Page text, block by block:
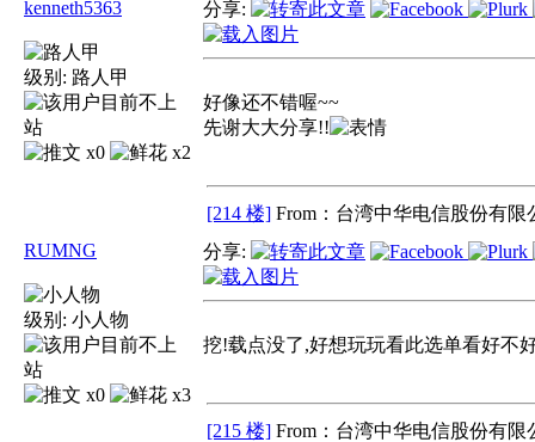
kenneth5363
级别: 路人甲
x0 x2
分享:
好像还不错喔~~
先谢大大分享!!
[214 楼] From：台湾中华电信股份有限
RUMNG
级别: 小人物
x0 x3
分享:
挖!载点没了,好想玩玩看此选单看好不
[215 楼] From：台湾中华电信股份有限